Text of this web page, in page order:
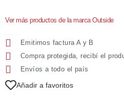
Ver más productos de la marca Outside
Emitimos factura A y B
Compra protegida, recibí el
Envíos a todo el país
Añadir a favoritos